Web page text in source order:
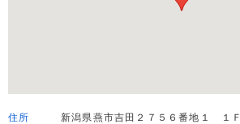
住所
新潟県燕市吉田２７５６番地１ １Ｆ